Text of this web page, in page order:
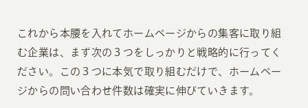
これから本腰を入れてホームページからの集客に取り組
む企業は、まず次の３つをしっかりと戦略的に行ってく
ださい。この３つに本気で取り組むだけで、ホームペー
ジからの問い合わせ件数は確実に伸びていきます。